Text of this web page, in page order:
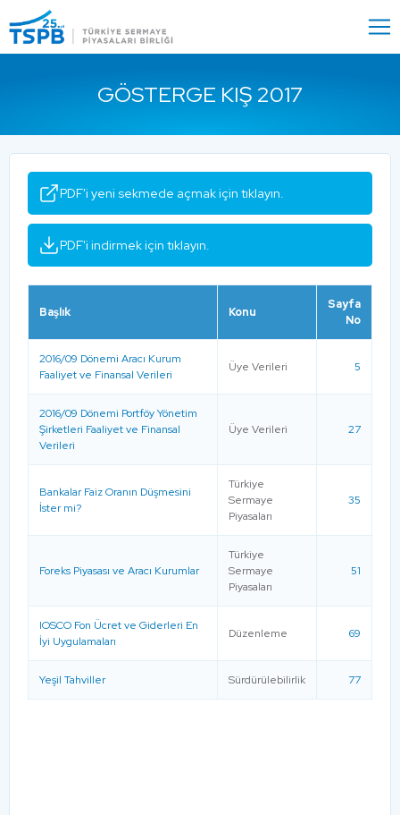
Close
GÖSTERGE KIŞ 2017
PDF'i yeni sekmede açmak için tıklayın.
PDF'i indirmek için tıklayın.
Başlık Konu
Sayfa
No
2016/09 Dönemi Aracı Kurum
Faaliyet ve Finansal Verileri
Üye Verileri 5
2016/09 Dönemi Portföy Yönetim
Şirketleri Faaliyet ve Finansal
Verileri
Üye Verileri 27
Bankalar Faiz Oranın Düşmesini
İster mi?
Türkiye
Sermaye
Piyasaları
35
Foreks Piyasası ve Aracı Kurumlar
Türkiye
Sermaye
Piyasaları
51
IOSCO Fon Ücret ve Giderleri En
İyi Uygulamaları
Düzenleme 69
Yeşil Tahviller Sürdürülebilirlik 77